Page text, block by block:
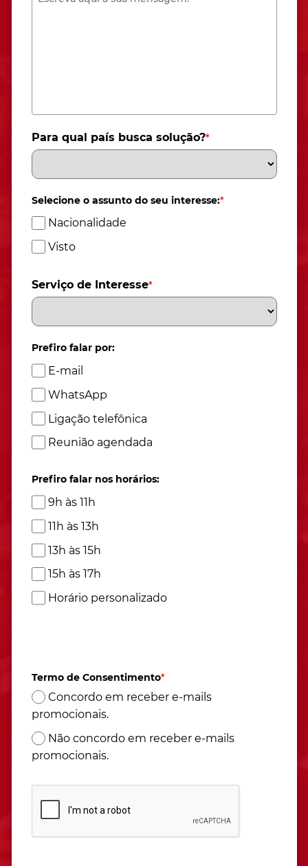
Para qual país busca solução?*
Selecione o assunto do seu interesse:*
Nacionalidade
Visto
Serviço de Interesse*
Prefiro falar por:
E-mail
WhatsApp
Ligação telefônica
Reunião agendada
Prefiro falar nos horários:
9h às 11h
11h às 13h
13h às 15h
15h às 17h
Horário personalizado
Termo de Consentimento*
Concordo em receber e-mails
promocionais.
Não concordo em receber e-mails
promocionais.